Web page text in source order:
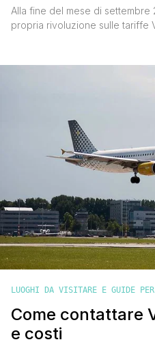
Alla fine del mese di settembre
propria rivoluzione sulle tariffe
colui che intende spendere il
LUOGHI DA VISITARE E GUIDE
Come contattare
e costi